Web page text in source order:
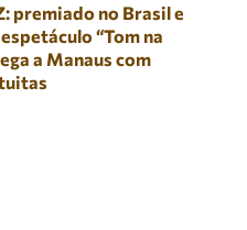
premiado no Brasil e
“Tom na
a Manaus com